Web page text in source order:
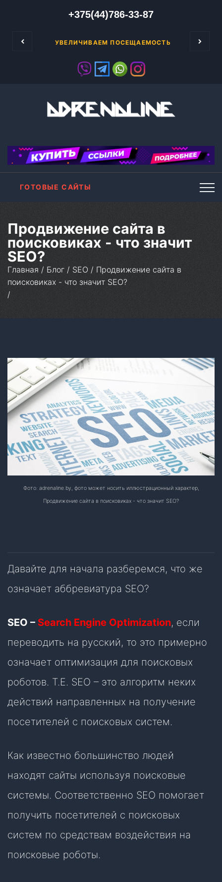
+375(44)786-33-87
или стали обладателем простого
УВЕЛИЧИВАЕМ ПОСЕЩАЕМОСТЬ САЙТОВ К
ГОТОВЫЕ САЙТЫ
Продвижение сайта в
поисковиках - что значит
SEO?
Главная / Блог / SEO / Продвижение сайта в
поисковиках - что значит SEO?
/
Фото: adrenaline.by, фото может носить иллюстрационный характер,
Продвижение сайта в поисковиках - что значит SEO?
Давайте для начала разберемся, что же
означает аббревиатура SEO?
SEO – Search Engine Optimization, если
переводить на русский, то это примерно
означает оптимизация для поисковых
роботов. Т.Е. SEO – это алгоритм неких
действий направленных на получение
посетителей с поисковых систем.
Как известно большинство людей
находят сайты используя поисковые
системы. Соответственно SEO помогает
получить посетителей с поисковых
систем по средствам воздействия на
поисковые роботы.